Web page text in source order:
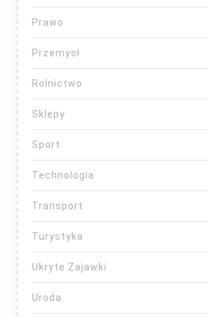
Prawo
Przemysł
Rolnictwo
Sklepy
Sport
Technologia
Transport
Turystyka
Ukryte Zajawki
Uroda